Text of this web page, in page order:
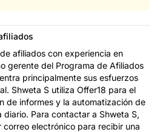
afiliados con experiencia en
gerente del Programa de Afiliados
principalmente sus esfuerzos
Shweta S utiliza Offer18 para el
de informes y la automatización de
Para contactar a Shweta S,
electrónico para recibir una